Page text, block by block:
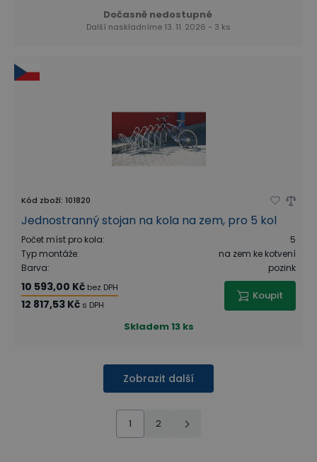
Dočasně nedostupné
Další naskladníme 13. 11. 2026 - 3 ks
Kód zboží: 101820
Jednostranný stojan na kola na zem, pro 5 kol
Počet míst pro kola:
5
Typ montáže:
na zem ke kotvení
Barva: pozink
10 593,00 Kč bez DPH
12 817,53 Kč s DPH
Koupit
Skladem13 ks
Zobrazit další
1 2